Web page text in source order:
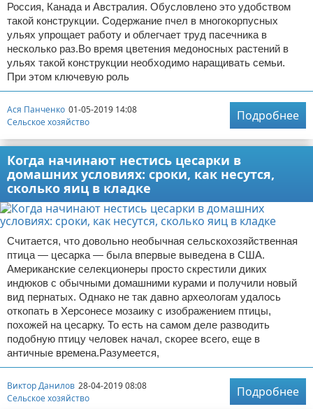
Россия, Канада и Австралия. Обусловлено это удобством
такой конструкции. Содержание пчел в многокорпусных
ульях упрощает работу и облегчает труд пасечника в
несколько раз.Во время цветения медоносных растений в
ульях такой конструкции необходимо наращивать семьи.
При этом ключевую роль
Ася Панченко 01-05-2019 14:08
Сельское хозяйство
Подробнее
Когда начинают нестись цесарки в
домашних условиях: сроки, как несутся,
сколько яиц в кладке
Считается, что довольно необычная сельскохозяйственная
птица — цесарка — была впервые выведена в США.
Американские селекционеры просто скрестили диких
индюков с обычными домашними курами и получили новый
вид пернатых. Однако не так давно археологам удалось
откопать в Херсонесе мозаику с изображением птицы,
похожей на цесарку. То есть на самом деле разводить
подобную птицу человек начал, скорее всего, еще в
античные времена.Разумеется,
Виктор Данилов 28-04-2019 08:08
Сельское хозяйство
Подробнее